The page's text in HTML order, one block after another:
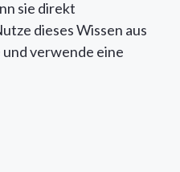
sie direkt
dieses Wissen aus
verwende eine